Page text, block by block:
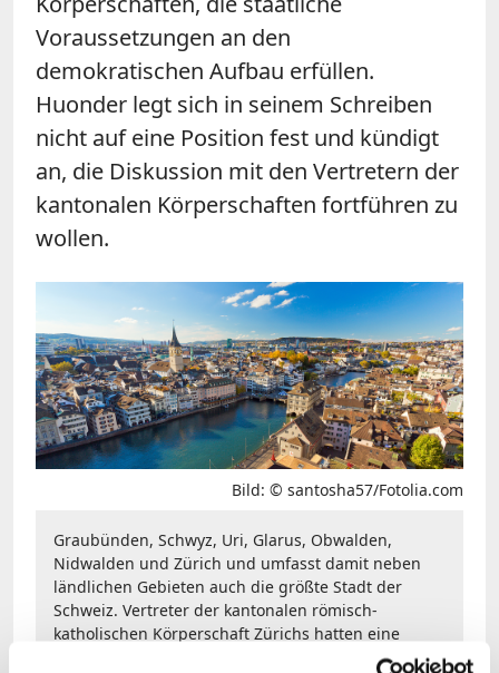
Voraussetzungen an den
demokratischen Aufbau erfüllen.
Huonder legt sich in seinem Schreiben
nicht auf eine Position fest und kündigt
an, die Diskussion mit den Vertretern der
kantonalen Körperschaften fortführen zu
wollen.
Bild: © santosha57/Fotolia.com
Graubünden, Schwyz, Uri, Glarus, Obwalden,
Nidwalden und Zürich und umfasst damit neben
ländlichen Gebieten auch die größte Stadt der
Schweiz. Vertreter der kantonalen römisch-
katholischen Körperschaft Zürichs hatten eine